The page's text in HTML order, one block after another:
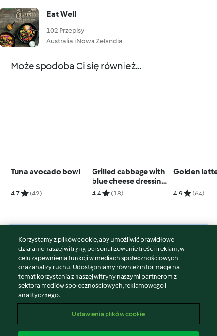
Eat Well
102 Przepisy
Australia i Nowa Zelandia
Może spodoba Ci się również...
Tuna avocado bowl
4.7 (42)
Grilled cabbage with
blue cheese dressing
and bacon
4.4 (18)
Golden
4.9 (64)
© Copyright 2026
Warunki korzystania
Polityka prywatności
Disclaimer
Znak wydawcy
Zgłoś treść
Korzystamy z plików cookie, aby umożliwić prawidłowe
działanie naszej witryny, personalizowanie treści i reklam, w
celu zapewnienia funkcji w mediach społecznościowych
oraz analizy ruchu. Udostępniamy również informacje na
temat korzystania z naszej witryny naszymi partnerom z
sektora mediów społecznościowych, reklamowego i
analitycznego.
Ustawienia plików cookie